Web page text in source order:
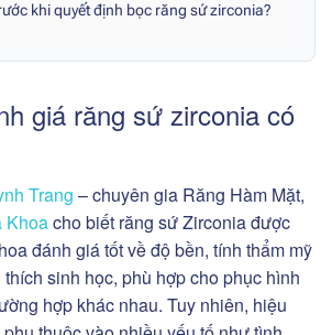
khi quyết định bọc răng sứ zirconia?
giá răng sứ zirconia có
Trang – chuyên gia Răng Hàm Mặt,
Khoacho biết răng sứ Zirconia được
đánh giá tốt về độ bền, tính thẩm mỹ
sinh học, phù hợp cho phục hình
hợp khác nhau. Tuy nhiên, hiệu